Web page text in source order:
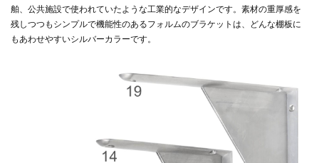
舶、公共施設で使われていたような工業的なデザインです。素材の重厚感を
残しつつもシンプルで機能性のあるフォルムのブラケットは、どんな棚板に
もあわせやすいシルバーカラーです。